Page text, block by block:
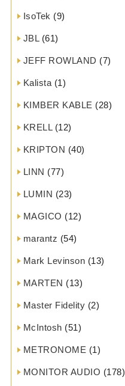
IsoTek (9)
JBL(61)
JEFF ROWLAND (7)
Kalista(1)
KIMBER KABLE (28)
KRELL(12)
KRIPTON (40)
LINN (77)
LUMIN (23)
MAGICO (12)
marantz (54)
Mark Levinson (13)
MARTEN (13)
Master Fidelity (2)
McIntosh (51)
METRONOME (1)
MONITOR AUDIO (178)